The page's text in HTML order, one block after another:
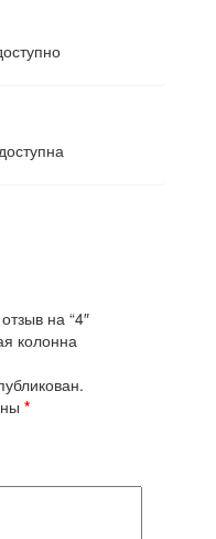
на “4″
колонна
*